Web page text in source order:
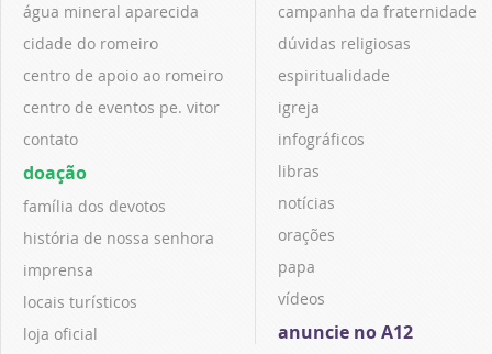
água mineral aparecida
cidade do romeiro
centro de apoio ao romeiro
centro de eventos pe. vitor
contato
doação
família dos devotos
história de nossa senhora
imprensa
locais turísticos
loja oficial
campanha da fraternidade
dúvidas religiosas
espiritualidade
igreja
infográficos
libras
notícias
orações
papa
vídeos
anuncie no A12